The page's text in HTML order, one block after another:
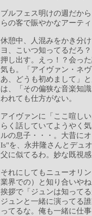
ブルフェス明けの週だか
らの客で賑やかなアーテ
休憩中、人混みをかき分
ヨ、こいつ知ってるだろ
押し出す。えっ！？会っ
気も。「アイヴァン・ネ
あ、どうも初めまして」
は、「その偏狭な音楽知
われても仕方がない。
アイヴァンに「ここ喧し
らく話していてようやく
ルの息子・・・。大昔に
Is"を、永井隆さんとデュ
父に似てるわ。妙な既
それにしてもニューオリ
業界での）と知り合いや
挨拶で「ジュンは知って
ジュンと一緒に演ってる
ってるな。俺も一緒に仕